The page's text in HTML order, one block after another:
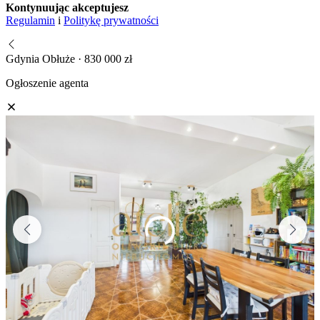
Kontynuując akceptujesz
Regulamin i Politykę prywatności
Gdynia Obłuże · 830 000 zł
Ogłoszenie agenta